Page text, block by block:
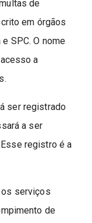
de
em órgãos
SPC. O nome
a
ser registrado
a ser
registro é a
os serviços
de